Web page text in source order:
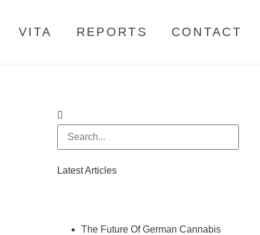
VITA REPORTS CONTACT
Latest Articles
The Future Of German Cannabis